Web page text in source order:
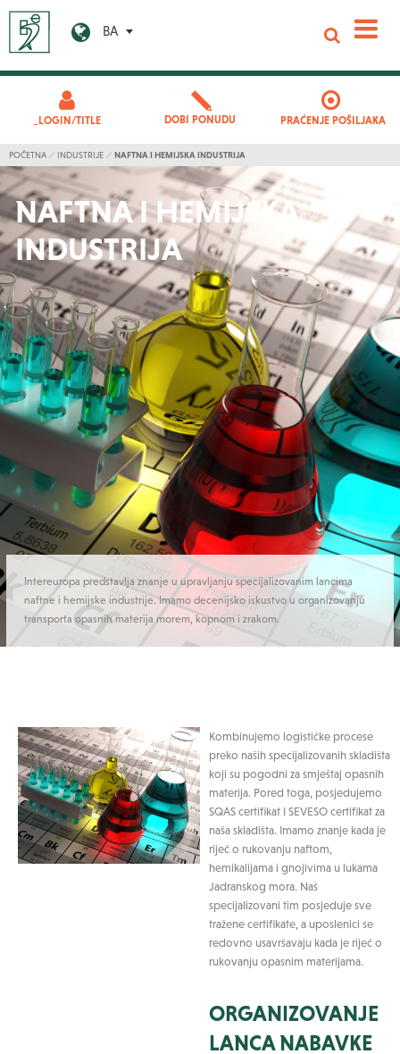
BA
_LOGIN/TITLE DOBI PONUDU PRAĆENJE POŠILJAKA
POČETNA INDUSTRIJE NAFTNA I HEMIJSKA INDUSTRIJA
NAFTNA I HEMIJSKA
INDUSTRIJA
Intereuropa predstavlja znanje u upravljanju specijalizovanim lancima
naftne i hemijske industrije. Imamo decenijsko iskustvo u organizovanju
transporta opasnih materija morem, kopnom i zrakom.
Kombinujemo logističke procese
preko naših specijalizovanih skladišta
koji su pogodni za smještaj opasnih
materija. Pored toga, posjedujemo
SQAS certifikat I SEVESO certifikat za
naša skladišta. Imamo znanje kada je
riječ o rukovanju naftom,
hemikalijama i gnojivima u lukama
Jadranskog mora. Naš
specijalizovani tim posjeduje sve
tražene certifikate, a uposlenici se
redovno usavršavaju kada je riječ o
rukovanju opasnim materijama.
ORGANIZOVANJE
LANCA NABAVKE